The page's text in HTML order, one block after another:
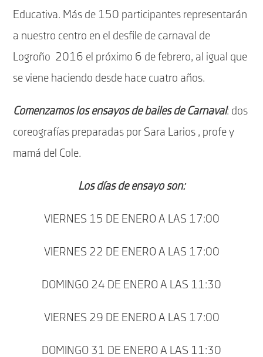
Educativa. Más de 150 participantes representarán
a nuestro centro en el desfile de carnaval de
Logroño 2016 el próximo 6 de febrero, al igual que
se viene haciendo desde hace cuatro años.
Comenzamos los ensayos de bailes de Carnaval: dos
coreografías preparadas por Sara Larios , profe y
mamá del Cole.
Los días de ensayo son:
VIERNES 15 DE ENERO A LAS 17:00
VIERNES 22 DE ENERO A LAS 17:00
DOMINGO 24 DE ENERO A LAS 11:30
VIERNES 29 DE ENERO A LAS 17:00
DOMINGO 31 DE ENERO A LAS 11:30